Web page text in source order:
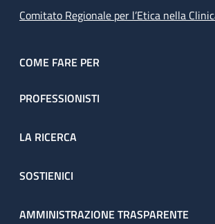
Comitato Regionale per l’Etica nella
COME FARE PER
PROFESSIONISTI
LA RICERCA
SOSTIENICI
AMMINISTRAZIONE TRASPARENTE